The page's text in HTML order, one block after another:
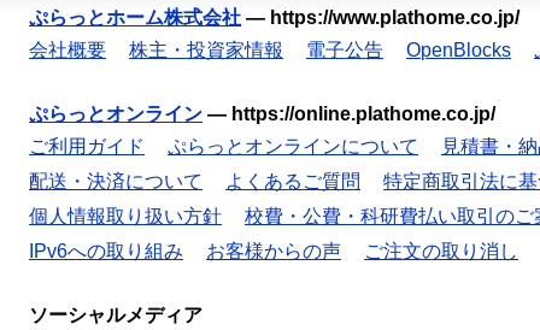
ぷらっとホーム株式会社 — https://www.plathome.co.jp/
会社概要
株主・投資家情報 電子公告 OpenBlocks
ぷらっとオンライン — https://online.plathome.co.jp/
ご利用ガイド
ぷらっとオンラインについて
見積書・
配送・決済について
よくあるご質問
特定商取引法に
個人情報取り扱い方針
校費・公費・科研費払い取引のご
IPv6への取り組み
お客様からの声 ご注文の取り消し
ソーシャルメディア